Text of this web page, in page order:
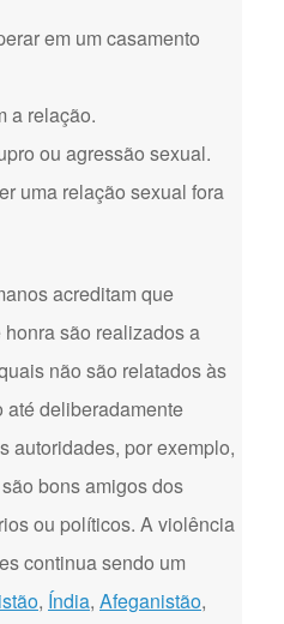
em um casamento
a relação.
ou agressão sexual.
uma relação sexual fora
acreditam que
são realizados a
não são relatados às
deliberadamente
autoridades, por exemplo,
bons amigos dos
ou políticos. A violência
continua sendo um
, Índia, Afeganistão,